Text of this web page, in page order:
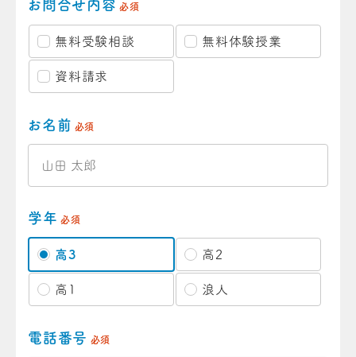
お問合せ内容 必須
無料受験相談 無料体験授業
資料請求
お名前 必須
学年 必須
高3 高2
高1 浪人
電話番号 必須